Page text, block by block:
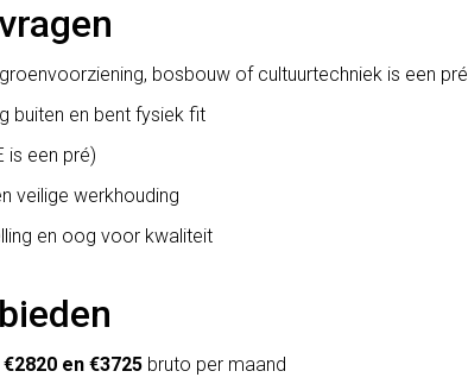
bosbouw of cultuurtechniek is een pré
buiten en bent fysiek fit
is een pré)
veilige werkhouding
en oog voor kwaliteit
€2820 en €3725 bruto per maand